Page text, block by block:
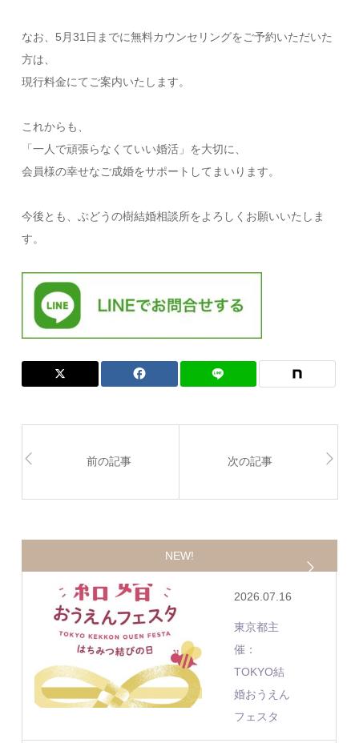
なお、5月31日までに無料カウンセリングをご予約いただいた
方は、
現行料金にてご案内いたします。
これからも、
「一人で頑張らなくていい婚活」を大切に、
会員様の幸せなご成婚をサポートしてまいります。
今後とも、ぶどうの樹結婚相談所をよろしくお願いいたしま
す。
前の記事 次の記事
NEW!
2026.07.16
東京都主
催：
TOKYO結
婚おうえん
フェスタ